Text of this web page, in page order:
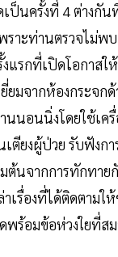
ป็นครั้งที่ 4 ต่างกัน
ราะท่านตรวจไม่พ
แรกที่เปิดโอกาสใ
ยมจากห้องกระจก
นนอนนิ่งโดยใช้เค
ตียงผู้ป่วย รับฟังก
ต้นจากการทักทาย
เรื่องที่ได้ติดตามใ
ร้อมข้อห่วงใยที่ส